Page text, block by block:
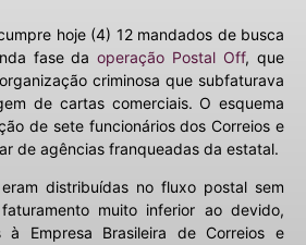
hoje (4) 12 mandados de busca
fase daoperação Postal Off, que
criminosa que subfaturava
de cartas comerciais. O esquema
de sete funcionários dos Correios e
de agências franqueadas da estatal.
distribuídas no fluxo postal sem
muito inferior ao devido,
à Empresa Brasileira de Correios e